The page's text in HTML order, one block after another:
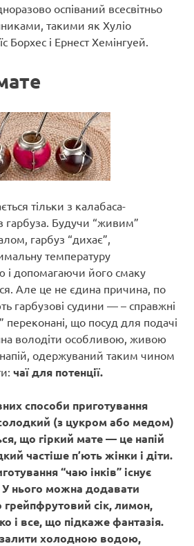
оспіваний всесвітньо
такими як Хуліо
Борхес і Ернест Хемінгуей.
тільки з калабаса-
гарбуза. Будучи “живим”
гарбуз “дихає”,
температуру
і допомагаючи його смаку
Але це не єдина причина, по
гарбузові судини — – справжні
переконані, що посуд для подачі
володіти особливою, живою
одержуваний таким чином
чаї для потенції.
способи приготування
(з цукром або медом)
що гіркий мате — це напій
частіше п’ють жінки і діти.
“чаю інків” існує
У нього можна додавати
сік, лимон,
і все, що підкаже фантазія.
холодною водою,